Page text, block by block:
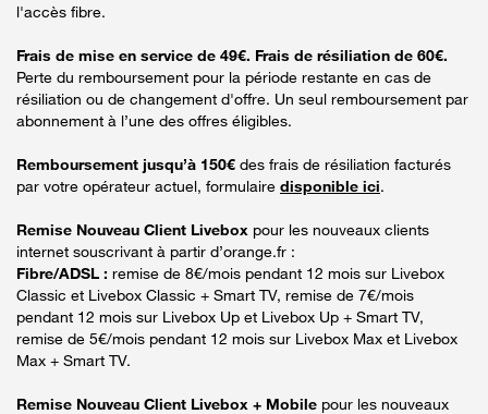
l'accès fibre.
Frais de mise en service de 49€. Frais de résiliation de 60€.
Perte du remboursement pour la période restante en cas de
résiliation ou de changement d'offre. Un seul remboursement par
abonnement à l’une des offres éligibles.
Remboursement jusqu’à 150€ des frais de résiliation facturés
par votre opérateur actuel, formulaire disponible ici.
Remise Nouveau Client Livebox pour les nouveaux clients
internet souscrivant à partir d’orange.fr :
Fibre/ADSL : remise de 8€/mois pendant 12 mois sur Livebox
Classic et Livebox Classic + Smart TV, remise de 7€/mois
pendant 12 mois sur Livebox Up et Livebox Up + Smart TV,
remise de 5€/mois pendant 12 mois sur Livebox Max et Livebox
Max + Smart TV.
Remise Nouveau Client Livebox + Mobile pour les nouveaux